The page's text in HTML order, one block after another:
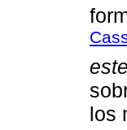
los